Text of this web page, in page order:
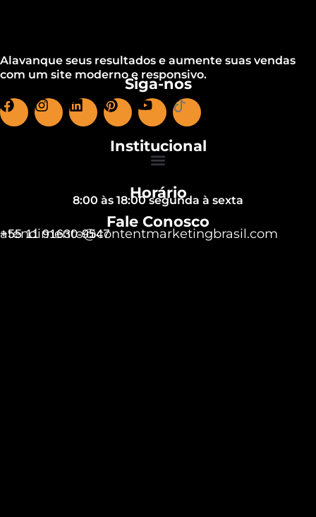
Alavanque seus resultados e aumente suas vendas
com um site moderno e responsivo.
Siga-nos
Institucional
Horário
8:00 às 18:00 segunda à sexta
Fale Conosco
+55 11 91630-9547
atendimento@contentmarketingbrasil.com